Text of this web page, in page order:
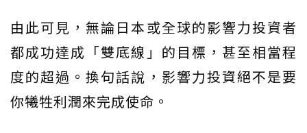
由此可見，無論日本或全球的影響力投資者
都成功達成「雙底線」的目標，甚至相當程
度的超過。換句話說，影響力投資絕不是要
你犧牲利潤來完成使命。